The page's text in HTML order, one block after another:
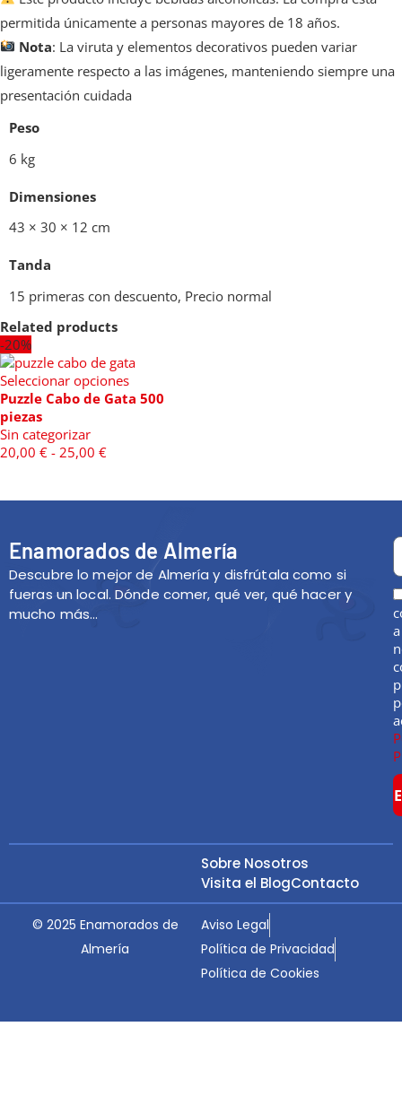
permitida únicamente a personas mayores de 18 años.
Nota: La viruta y elementos decorativos pueden variar
ligeramente respecto a las imágenes, manteniendo siempre una
presentación cuidada
Peso
6 kg
Dimensiones
43 × 30 × 12 cm
Tanda
15 primeras con descuento, Precio normal
Related products
-20%
Seleccionar opciones
Puzzle Cabo de Gata 500
piezas
Sin categorizar
20,00 € - 25,00 €
Enamorados de Almería
Descubre lo mejor de Almería y disfrútala como si
fueras un local. Dónde comer, qué ver, qué hacer y
mucho más…
Sobre Nosotros
Visita el BlogContacto
© 2025 Enamorados de
Almería
Aviso Legal
Política de Privacidad
Política de Cookies